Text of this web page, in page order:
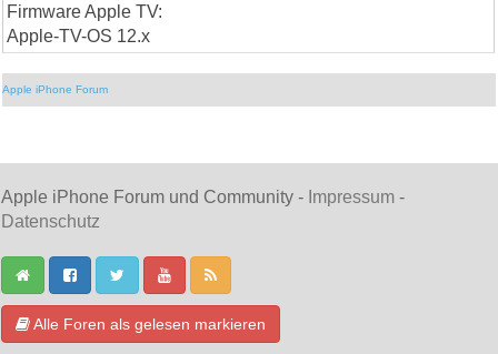
Firmware Apple TV:
Apple-TV-OS 12.x
Apple iPhone Forum
Apple iPhone Forum und Community - Impressum -
Datenschutz
Alle Foren als gelesen markieren